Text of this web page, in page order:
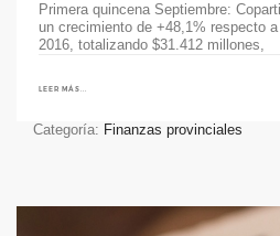
Primera quincena Septiembre:
un crecimiento de +48,1% respecto
2016, totalizando $31.412 millones,
LEER MÁS...
Categoría: Finanzas provinciales